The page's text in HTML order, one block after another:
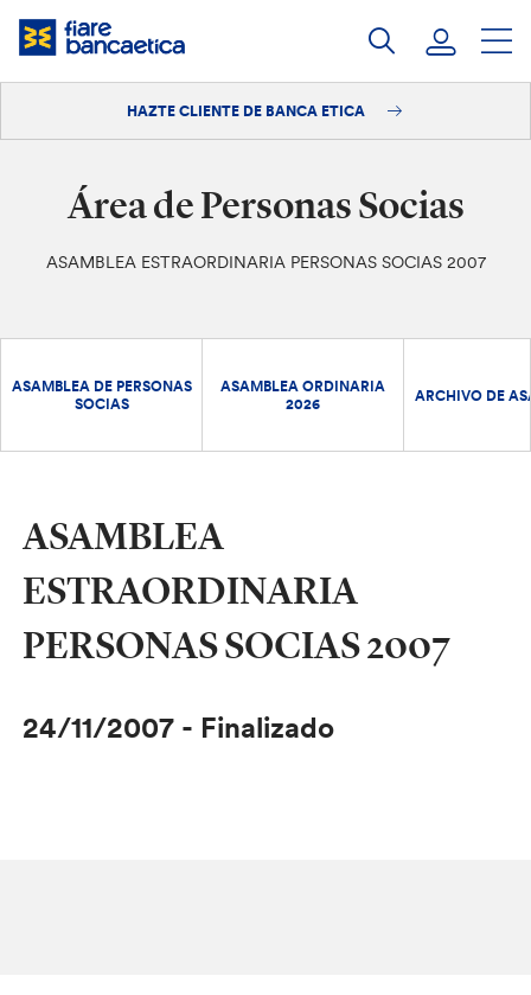
Saltar
HAZTE CLIENTE DE BANCA ETICA
Área de Personas Socias
ASAMBLEA ESTRAORDINARIA PERSONAS SOCIAS 2007
ASAMBLEA DE PERSONAS
SOCIAS
ASAMBLEA ORDINARIA
2026
ARCHIVO DE
ASAMBLEA
ESTRAORDINARIA
PERSONAS SOCIAS 2007
24/11/2007- Finalizado